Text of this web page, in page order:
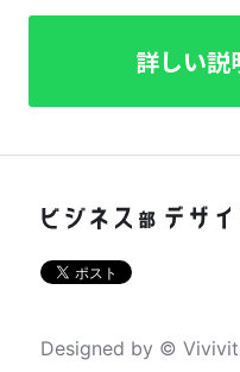
詳しい説
Designed by ©